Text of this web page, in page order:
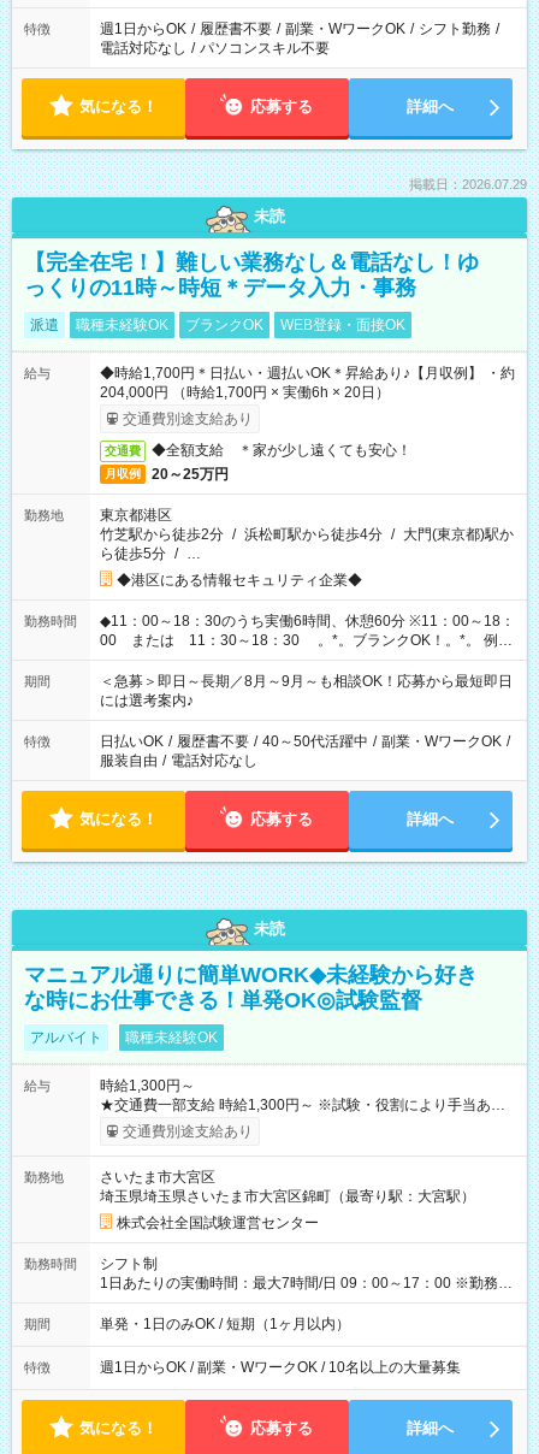
特徴 週1日からOK / 履歴書不要 / 副業・WワークOK / シフト勤務 /
電話対応なし / パソコンスキル不要
気になる！ 応募する 詳細へ
掲載日：2026.07.29
未読
【完全在宅！】難しい業務なし＆電話なし！ゆ
っくりの11時～時短＊データ入力・事務
派遣 職種未経験OK ブランクOK WEB登録・面接OK
給与
◆時給1,700円＊日払い・週払いOK＊昇給あり♪【月収例】 ・約
204,000円 （時給1,700円 × 実働6h × 20日）
交通費別途支給あり
交通費 ◆全額支給 ＊家が少し遠くても安心！
月収例 20～25万円
勤務地
東京都港区
竹芝駅から徒歩2分 / 浜松町駅から徒歩4分 / 大門(東京都)駅か
ら徒歩5分 / …
◆港区にある情報セキュリティ企業◆
勤務時間
◆11：00～18：30のうち実働6時間、休憩60分 ※11：00～18：
00 または 11：30～18：30 。*。ブランクOK！。*。 例え
ば前職が、 在宅/財団法人/事務/コールセンター/受付/販売/カフェ
スタッフ スイーツ販売/ホテルフロント/化粧品販売/など 様々な
業界から入社して活躍されています♪
期間
＜急募＞即日～長期／8月～9月～も相談OK！応募から最短即日
には選考案内♪
特徴 日払いOK / 履歴書不要 / 40～50代活躍中 / 副業・WワークOK /
服装自由 / 電話対応なし
気になる！ 応募する 詳細へ
未読
マニュアル通りに簡単WORK◆未経験から好き
な時にお仕事できる！単発OK◎試験監督
アルバイト 職種未経験OK
給与
時給1,300円～
★交通費一部支給 時給1,300円～ ※試験・役割により手当あり
※勤務回数により昇給あり 【即給（前払い）オプションあ
り！】 希望される場合、勤務から1週間ほどで給与の一部を受け
例】 ・河合塾模擬試験 8:30～17:30（休憩1時間） 時給1,300円
×8時間＝日収10,400円＋交通費 ※当日の役割により時給＋100
円の場合あり ・国家試験 7:00～13:30（休憩なし） 時給1,300
円（役割手当＋100円）×6時間＝日収8,400円＋交通費 【試用期
間】試用期間なし
交通費別途支給あり
勤務地
さいたま市大宮区
埼玉県埼玉県さいたま市大宮区錦町（最寄り駅：大宮駅）
株式会社全国試験運営センター
勤務時間
シフト制
1日あたりの実働時間：最大7時間/日 09：00～17：00 ※勤務時
間は 試験により異なります。
期間 単発・1日のみOK / 短期（1ヶ月以内）
特徴 週1日からOK / 副業・WワークOK / 10名以上の大量募集
気になる！ 応募する 詳細へ